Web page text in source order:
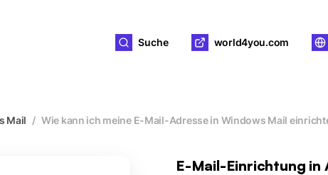
Suche world4you.com
Mail / Wie kann ich meine E-Mail-Adresse in Windows Mail
E-Mail-Einrichtung in